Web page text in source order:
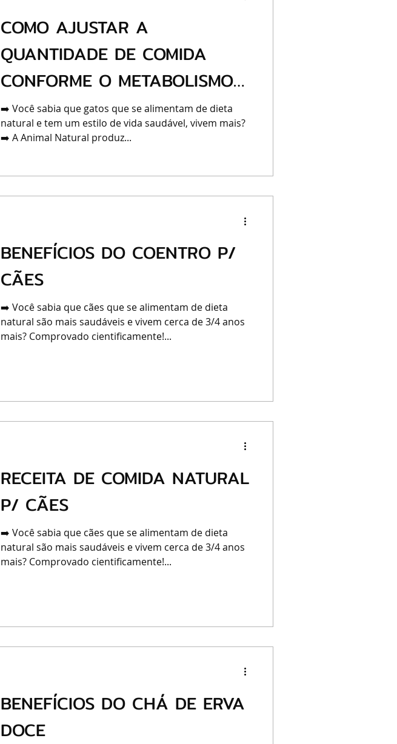
COMO AJUSTAR A
QUANTIDADE DE COMIDA
CONFORME O METABOLISMO
DO SEU GATO 🐱
➡️ Você sabia que gatos que se alimentam de dieta
natural e tem um estilo de vida saudável, vivem mais?
➡️ A Animal Natural produz...
BENEFÍCIOS DO COENTRO P/
CÃES
➡️ Você sabia que cães que se alimentam de dieta
natural são mais saudáveis e vivem cerca de 3/4 anos
mais? Comprovado cientificamente!...
RECEITA DE COMIDA NATURAL
P/ CÃES
➡️ Você sabia que cães que se alimentam de dieta
natural são mais saudáveis e vivem cerca de 3/4 anos
mais? Comprovado cientificamente!...
BENEFÍCIOS DO CHÁ DE ERVA
DOCE